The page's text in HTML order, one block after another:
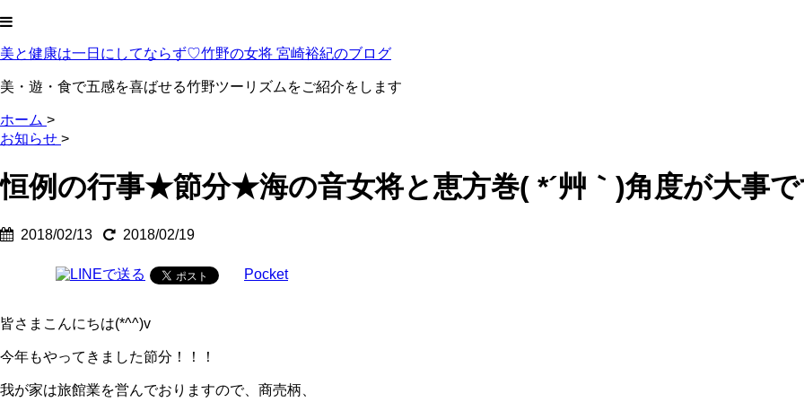
美と健康は一日にしてならず♡竹野の女将 宮崎裕紀のブログ
美・遊・食で五感を喜ばせる竹野ツーリズムをご紹介をします
ホーム >
お知らせ >
恒例の行事★節分★海の音女将と恵方巻( *´艸｀)角度が大事
2018/02/13 2018/02/19
Pocket
皆さまこんにちは(*^^)v
今年もやってきました節分！！！
我が家は旅館業を営んでおりますので、商売柄、